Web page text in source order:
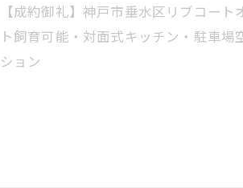
【成約御礼】神戸市垂水区リブコー
ト飼育可能・対面式キッチン・駐車
ション